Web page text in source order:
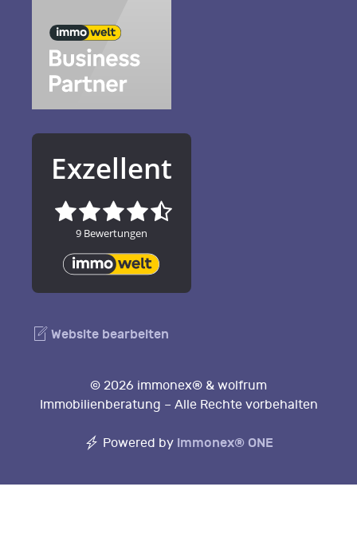
Website bearbeiten
© 2026 immonex® & wolfrum
Immobilienberatung – Alle Rechte vorbehalten
Powered by immonex® ONE